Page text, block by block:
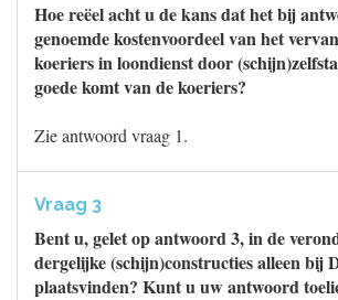
Hoe reëel acht u de kans dat het bij
genoemde kostenvoordeel van het
koeriers in loondienst door
goede komt van de koeriers?
Zie antwoord vraag 1.
Vraag 3
Bent u, gelet op antwoord 3, in de
dergelijke (schijn)constructies alleen bij
plaatsvinden? Kunt u uw antwoord